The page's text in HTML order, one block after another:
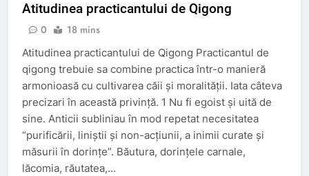
Atitudinea practicantului de Qigong
0 18 mins
Atitudinea practicantului de Qigong Practicantul de
qigong trebuie sa combine practica într-o manieră
armonioasă cu cultivarea căii şi moralităţii. Iata câteva
precizari în această privinţă. 1 Nu fi egoist și uită de
sine. Anticii subliniau în mod repetat necesitatea
“purificării, liniştii şi non-acţiunii, a inimii curate şi
măsurii în dorinţe”. Băutura, dorinţele carnale,
lăcomia, răutatea,…